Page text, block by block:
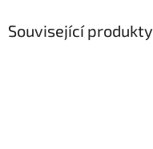
Související produkty